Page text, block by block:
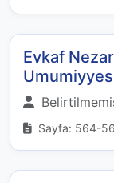
Evkaf
Sayfa: 564-